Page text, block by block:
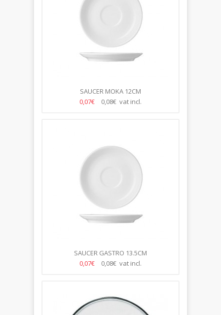
SAUCER MOKA 12CM
0,07€
0,08€ vat incl.
SAUCER GASTRO 13.5CM
0,07€
0,08€ vat incl.